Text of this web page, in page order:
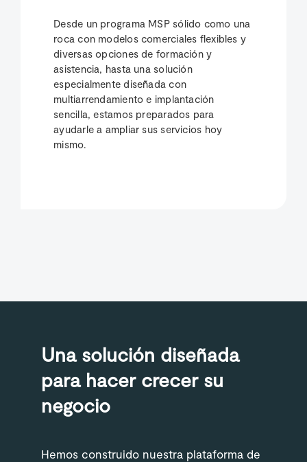
Desde un programa MSP sólido como una
roca con modelos comerciales flexibles y
diversas opciones de formación y
asistencia, hasta una solución
especialmente diseñada con
multiarrendamiento e implantación
sencilla, estamos preparados para
ayudarle a ampliar sus servicios hoy
mismo.
Una solución diseñada
para hacer crecer su
negocio
Hemos construido nuestra plataforma de